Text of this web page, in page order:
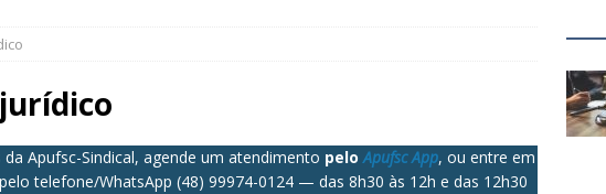
Apufsc-Sindical, agende um atendimento peloApufsc App, ou entre em
telefone/WhatsApp (48) 99974-0124 — das 8h30 às 12h e das 12h30